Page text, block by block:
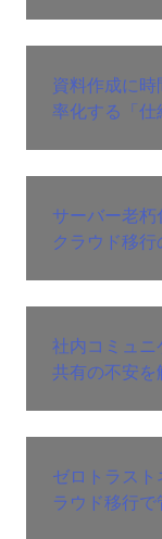
資料作成に
率化する「
サーバー老朽
クラウド移
社内コミュニ
共有の不安
ゼロトラス
ラウド移行で